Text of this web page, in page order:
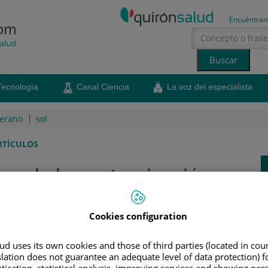
Canal Ciencia La voz del especialista
sol
de la contaminación en
fundamentalmente, las vías respiratorias, pero
garganta
Compartir 26 de octubre de 2017
Cookies configuration
uses its own cookies and those of third parties (located in
does not guarantee an adequate level of data protection)